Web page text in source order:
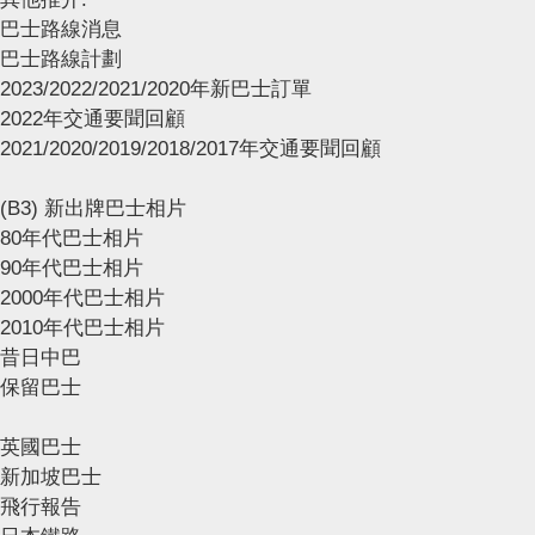
巴士路線消息
巴士路線計劃
2023/2022/2021/2020年新巴士訂單
2022年交通要聞回顧
2021/2020/2019/2018/2017年交通要聞回顧
(B3) 新出牌巴士相片
80年代巴士相片
90年代巴士相片
2000年代巴士相片
2010年代巴士相片
昔日中巴
保留巴士
英國巴士
新加坡巴士
飛行報告